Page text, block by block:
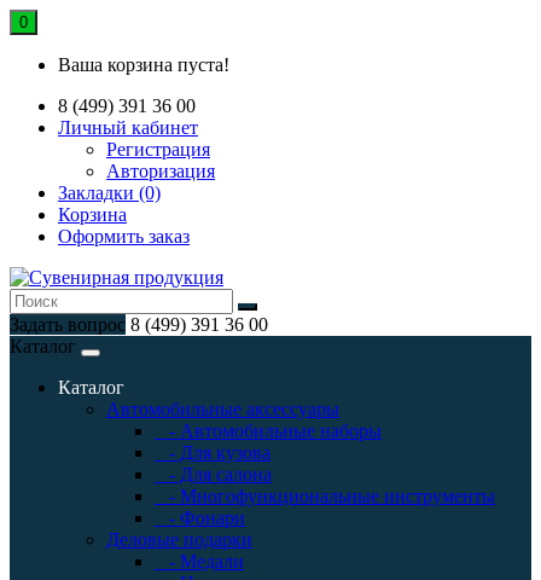
0
Ваша корзина пуста!
8 (499) 391 36 00
Личный кабинет
Регистрация
Авторизация
Закладки (0)
Корзина
Оформить заказ
Задать вопрос 8 (499) 391 36 00
Каталог
Каталог
Автомобильные аксессуары
- Автомобильные наборы
- Для кузова
- Для салона
- Многофункциональные инструменты
- Фонари
Деловые подарки
- Медали